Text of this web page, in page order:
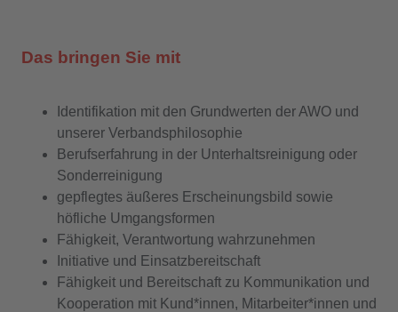
Das bringen Sie mit
Identifikation mit den Grundwerten der AWO und
unserer Verbandsphilosophie
Berufserfahrung in der Unterhaltsreinigung oder
Sonderreinigung
gepflegtes äußeres Erscheinungsbild sowie
höfliche Umgangsformen
Fähigkeit, Verantwortung wahrzunehmen
Initiative und Einsatzbereitschaft
Fähigkeit und Bereitschaft zu Kommunikation und
Kooperation mit Kund*innen, Mitarbeiter*innen und